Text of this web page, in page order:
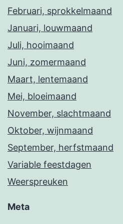
Februari, sprokkelmaand
Januari, louwmaand
Juli, hooimaand
Juni, zomermaand
Maart, lentemaand
Mei, bloeimaand
November, slachtmaand
Oktober, wijnmaand
September, herfstmaand
Variable feestdagen
Weerspreuken
Meta